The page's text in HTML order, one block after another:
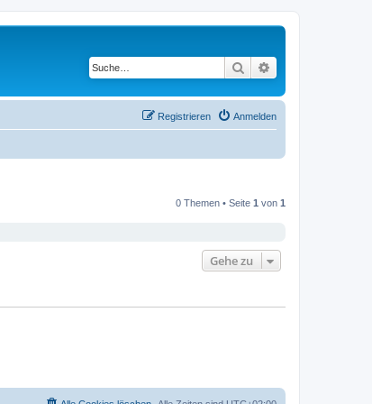
Suche
Anmelden
Registrieren
0 Themen • Seite 1 von 1
Gehe zu